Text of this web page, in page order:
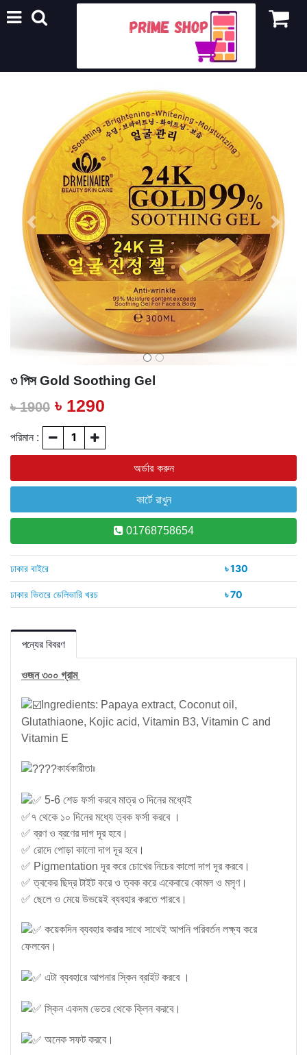
Previous Next
৩ পিস Gold Soothing Gel
৳ 1900 ৳ 1290
পরিমান :
01768758654
ঢাকার বাইরে ৳ 130
ঢাকার ভিতরে ডেলিভারি খরচ ৳ 70
পন্যের বিবরণ
ওজন ৩০০ গ্রাম
Ingredients: Papaya extract, Coconut oil,
Glutathiaone, Kojic acid, Vitamin B3, Vitamin C and
Vitamin E
কার্যকারীতাঃ
5-6 শেড ফর্সা করবে মাত্র ৩ দিনের মধ্যেই
✅৭ থেকে ১০ দিনের মধ্যে ত্বক ফর্সা করবে ।
✅ ব্রণ ও ব্রণের দাগ দূর হবে।
✅ রোদে পোড়া কালো দাগ দূর হবে।
✅ Pigmentation দূর করে চোখের নিচের কালো দাগ দূর করবে।
✅ ত্বকের ছিদ্র টাইট করে ও ত্বক করে একেবারে কোমল ও মসৃণ।
✅ ছেলে ও মেয়ে উভয়েই ব্যবহার করতে পারবে।
কয়েকদিন ব্যবহার করার সাথে সাথেই আপনি পরিবর্তন লক্ষ্য করে
ফেলবেন।
এটা ব্যবহারে আপনার স্কিন ব্রাইট করবে ।
স্কিন একদম ভেতর থেকে ক্লিন করবে।
অনেক সফট করবে।